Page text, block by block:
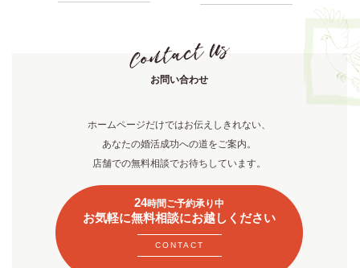
お問い合わせ
ホームページだけではお伝えしきれない、
あなたの婚活成功への道をご案内。
店舗での無料相談でお待ちしています。
24時間ご予約承り中
お気軽に無料相談にお越しください
CONTACT